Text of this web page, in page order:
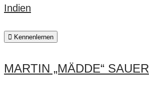
Indien
Kennenlernen
MARTIN „MÄDDE“ SAUER